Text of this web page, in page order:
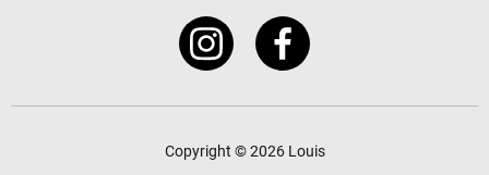
Copyright © 2026 Louis